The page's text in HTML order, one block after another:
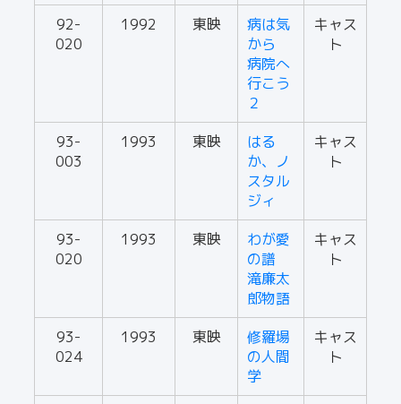
92-
020
1992 東映
病は気
から
病院へ
行こう
２
キャス
ト
93-
003
1993 東映
はる
か、ノ
スタル
ジィ
キャス
ト
93-
020
1993 東映
わが愛
の譜
滝廉太
郎物語
キャス
ト
93-
024
1993 東映
修羅場
の人間
学
キャス
ト